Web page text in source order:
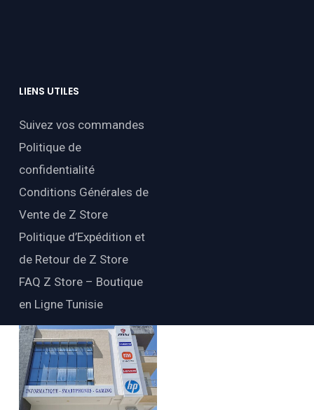
LIENS UTILES
Suivez vos commandes
Politique de
confidentialité
Conditions Générales de
Vente de Z Store
Politique d’Expédition et
de Retour de Z Store
FAQ Z Store – Boutique
en Ligne Tunisie